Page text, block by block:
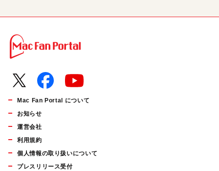
Mac Fan Portal について
お知らせ
運営会社
利用規約
個人情報の取り扱いについて
プレスリリース受付